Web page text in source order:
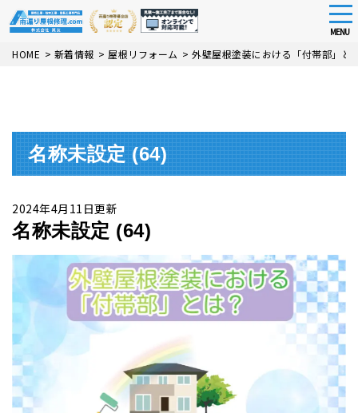
Skip
MENU
HOME > 新着情報 > 屋根リフォーム > 外壁屋根塗装における「付帯部」と
名称未設定 (64)
2024年4月11日更新
名称未設定 (64)